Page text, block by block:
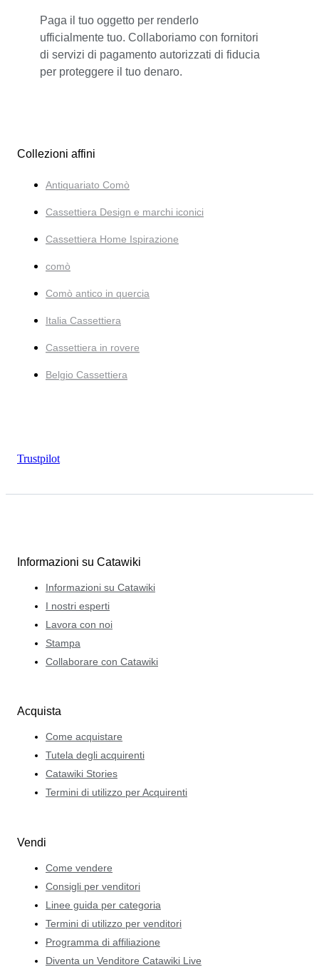
Paga il tuo oggetto per renderlo
ufficialmente tuo. Collaboriamo con fornitori
di servizi di pagamento autorizzati di fiducia
per proteggere il tuo denaro.
Collezioni affini
Antiquariato Comò
Cassettiera Design e marchi iconici
Cassettiera Home Ispirazione
comò
Comò antico in quercia
Italia Cassettiera
Cassettiera in rovere
Belgio Cassettiera
Trustpilot
Informazioni su Catawiki
Informazioni su Catawiki
I nostri esperti
Lavora con noi
Stampa
Collaborare con Catawiki
Acquista
Come acquistare
Tutela degli acquirenti
Catawiki Stories
Termini di utilizzo per Acquirenti
Vendi
Come vendere
Consigli per venditori
Linee guida per categoria
Termini di utilizzo per venditori
Programma di affiliazione
Diventa un Venditore Catawiki Live